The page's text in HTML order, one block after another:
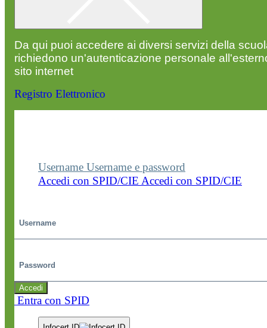
Da qui puoi accedere ai diversi servizi della
richiedono un'autenticazione personale
sito internet
Registro Elettronico
Username Username e password
Accedi con SPID/CIE Accedi con SPID/CIE
Accedi
Entra con SPID